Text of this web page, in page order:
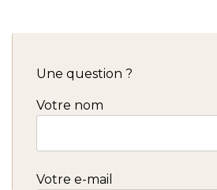
Une question ?
Votre nom
Votre e-mail